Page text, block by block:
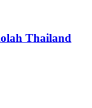
Thailand